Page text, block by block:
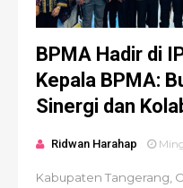
BPMA Hadir di
Kepala BPMA:
Sinergi dan
Ridwan Harahap
Kabupaten Tangerang,